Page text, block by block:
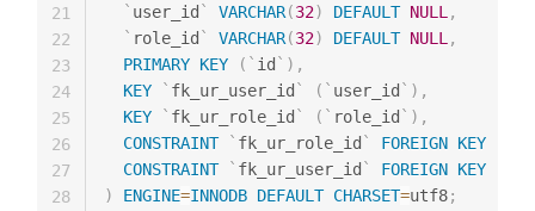
` user_id` VARCHAR(32) DEFAULT NULL ,
` role_id` VARCHAR(32) DEFAULT NULL ,
PRIMARY KEY ( ` id` ) ,
KEY
` fk_ur_user_id` ( ` user_id` ) ,
KEY
` fk_ur_role_id` ( ` role_id` ) ,
CONSTRAINT
` fk_ur_role_id` FOREIGN KEY
CONSTRAINT
` fk_ur_user_id` FOREIGN KEY
)
ENGINE=INNODB DEFAULT CHARSET=utf8;
21
22
23
24
25
26
27
28